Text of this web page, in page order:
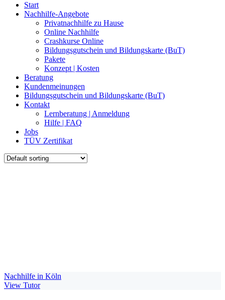
Start
Nachhilfe-Angebote
Privatnachhilfe zu Hause
Online Nachhilfe
Crashkurse Online
Bildungsgutschein und Bildungskarte (BuT)
Pakete
Konzept | Kosten
Beratung
Kundenmeinungen
Bildungsgutschein und Bildungskarte (BuT)
Kontakt
Lernberatung | Anmeldung
Hilfe | FAQ
Jobs
TÜV Zertifikat
Nachhilfe in Köln
View Tutor